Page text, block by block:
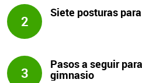
2
Siete posturas
3
Pasos a seguir
gimnasio